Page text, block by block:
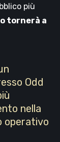
più
tornerà a
Odd
nella
operativo